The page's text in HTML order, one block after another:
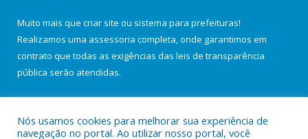
Muito mais que criar site ou sistema para prefeituras!
Realizamos uma assessoria completa, onde garantimos em
contrato que todas as exigências das leis de transparência
pública serão atendidas.
Nós usamos cookies para melhorar sua experiência de
navegação no portal. Ao utilizar nosso portal, você